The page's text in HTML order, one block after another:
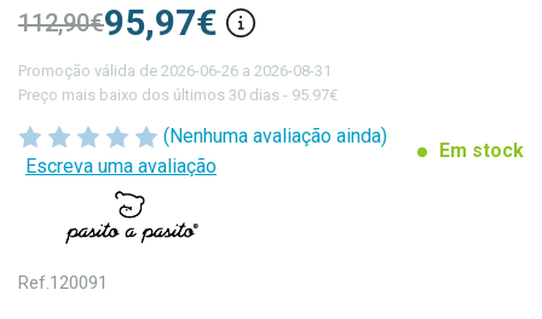
(Nenhuma avaliação ainda)
Escreva uma avaliação
Em stock
95,97€
112,90€
Promoção válida de 2026-06-26 a 2026-08-31
Preço mais baixo dos últimos 30 dias - 95.97€
Ref.120091